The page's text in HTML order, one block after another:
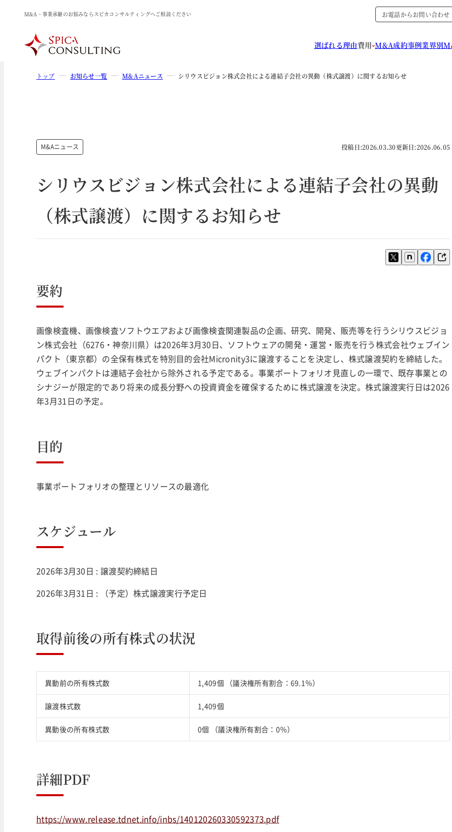
M&A・事業承継のお悩みならスピカコンサルティングへご相談ください お電話からお問い合わせ
選ばれる理由費用 M&A成約事例業界別
トップ お知らせ一覧 M&Aニュース シリウスビジョン株式会社による連結子会社の異動（株式譲渡）に関するお知らせ
M&Aニュース 投稿日:2026.03.30更新日:2026.06.05
シリウスビジョン株式会社による連結子会社の異動
（株式譲渡）に関するお知らせ
要約
画像検査機、画像検査ソフトウエアおよび画像検査関連製品の企画、研究、開発、販売等を行うシリウスビジョ
ン株式会社（6276・神奈川県）は2026年3月30日、ソフトウェアの開発・運営・販売を行う株式会社ウェブイン
パクト（東京都）の全保有株式を特別目的会社Micronity3に譲渡することを決定し、株式譲渡契約を締結した。
ウェブインパクトは連結子会社から除外される予定である。事業ポートフォリオ見直しの一環で、既存事業との
シナジーが限定的であり将来の成長分野への投資資金を確保するために株式譲渡を決定。株式譲渡実行日は2026
年3月31日の予定。
目的
事業ポートフォリオの整理とリソースの最適化
スケジュール
2026年3月30日 : 譲渡契約締結日
2026年3月31日 : （予定）株式譲渡実行予定日
取得前後の所有株式の状況
異動前の所有株式数 1,409個 （議決権所有割合：69.1％）
譲渡株式数 1,409個
異動後の所有株式数 0個 （議決権所有割合：0％）
詳細PDF
https://www.release.tdnet.info/inbs/140120260330592373.pdf